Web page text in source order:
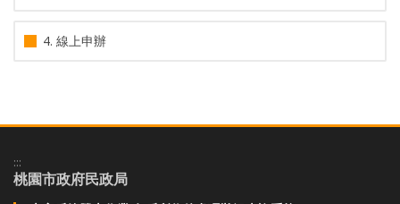
4. 線上申辦
:::
桃園市政府民政局